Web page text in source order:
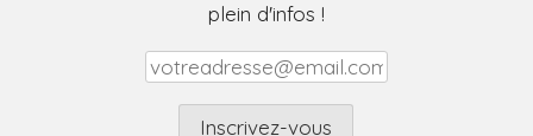
plein d'infos !